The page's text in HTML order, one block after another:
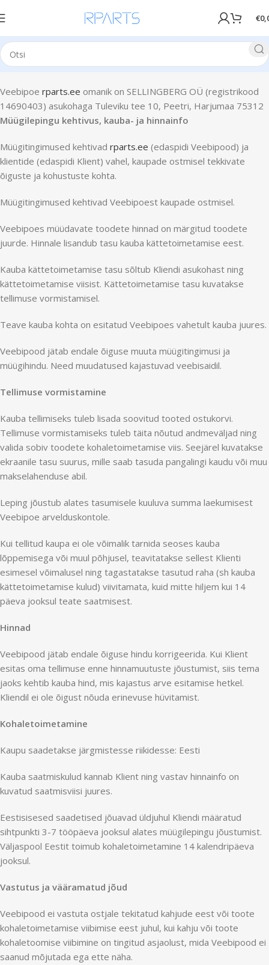
€
Veebipoe rparts.ee omanik on SELLINGBERG OÜ (registrikood
14690403) asukohaga Tuleviku tee 10, Peetri, Harjumaa 75312
Müügilepingu kehtivus, kauba- ja hinnainfo
Müügitingimused kehtivad rparts.ee (edaspidi Veebipood) ja
klientide (edaspidi Klient) vahel, kaupade ostmisel tekkivate
õiguste ja kohustuste kohta.
Müügitingimused kehtivad Veebipoest kaupade ostmisel.
Veebipoes müüdavate toodete hinnad on märgitud toodete
juurde. Hinnale lisandub tasu kauba kättetoimetamise eest.
Kauba kättetoimetamise tasu sõltub Kliendi asukohast ning
kättetoimetamise viisist. Kättetoimetamise tasu kuvatakse
tellimuse vormistamisel.
Teave kauba kohta on esitatud Veebipoes vahetult kauba juures.
Veebipood jätab endale õiguse muuta müügitingimusi ja
müügihindu. Need muudatused kajastuvad veebisaidil.
Tellimuse vormistamine
Kauba tellimiseks tuleb lisada soovitud tooted ostukorvi.
Tellimuse vormistamiseks tuleb täita nõutud andmeväljad ning
valida sobiv toodete kohaletoimetamise viis. Seejärel kuvatakse
ekraanile tasu suurus, mille saab tasuda pangalingi kaudu või muu
makselahenduse abil.
Leping jõustub alates tasumisele kuuluva summa laekumisest
Veebipoe arvelduskontole.
Kui tellitud kaupa ei ole võimalik tarnida seoses kauba
lõppemisega või muul põhjusel, teavitatakse sellest Klienti
esimesel võimalusel ning tagastatakse tasutud raha (sh kauba
kättetoimetamise kulud) viivitamata, kuid mitte hiljem kui 14
päeva jooksul teate saatmisest.
Hinnad
Veebipood jätab endale õiguse hindu korrigeerida. Kui Klient
esitas oma tellimuse enne hinnamuutuste jõustumist, siis tema
jaoks kehtib kauba hind, mis kajastus arve esitamise hetkel.
Kliendil ei ole õigust nõuda erinevuse hüvitamist.
Kohaletoimetamine
Kaupu saadetakse järgmistesse riikidesse: Eesti
Kauba saatmiskulud kannab Klient ning vastav hinnainfo on
kuvatud saatmisviisi juures.
Eestisisesed saadetised jõuavad üldjuhul Kliendi määratud
sihtpunkti 3-7 tööpäeva jooksul alates müügilepingu jõustumist.
Väljaspool Eestit toimub kohaletoimetamine 14 kalendripäeva
jooksul.
Vastutus ja vääramatud jõud
Veebipood ei vastuta ostjale tekitatud kahjude eest või toote
kohaletoimetamise viibimise eest juhul, kui kahju või toote
kohaletoomise viibimine on tingitud asjaolust, mida Veebipood ei
saanud mõjutada ega ette näha.